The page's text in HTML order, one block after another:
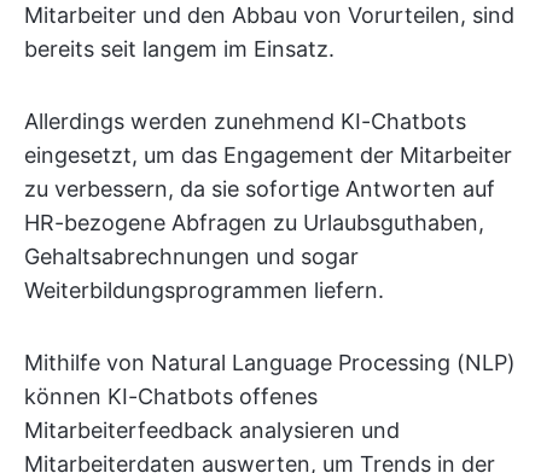
Mitarbeiter und den Abbau von Vorurteilen, sind
bereits seit langem im Einsatz.
Allerdings werden zunehmend KI-Chatbots
eingesetzt, um das Engagement der Mitarbeiter
zu verbessern, da sie sofortige Antworten auf
HR-bezogene Abfragen zu Urlaubsguthaben,
Gehaltsabrechnungen und sogar
Weiterbildungsprogrammen liefern.
Mithilfe von Natural Language Processing (NLP)
können KI-Chatbots offenes
Mitarbeiterfeedback analysieren und
Mitarbeiterdaten auswerten, um Trends in der